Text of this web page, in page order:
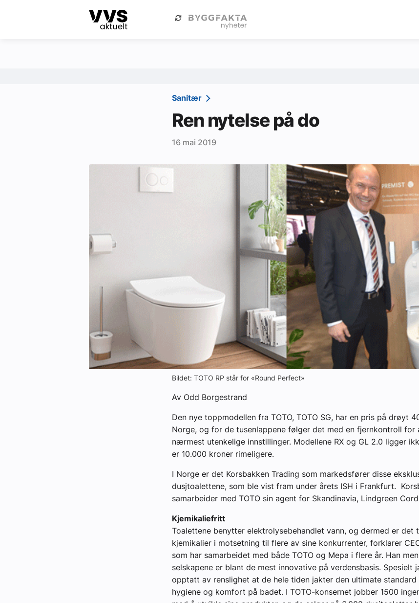
Kategorier Om VVS Aktuelt eBlad
Vann og avløp
Aktuelle prosjekter
Kontakt oss:
Abonner på fagbladet Byggfakta Nyheter
Annonsere i VVS Aktuelt
Kontakt oss
eBlad
Sanitær
Ren nytelse på do
16 mai 2019
Bildet: TOTO RP står for «Round Perfect»
Av Odd Borgestrand
Den nye toppmodellen fra TOTO, TOTO SG, har en pris på drøyt
Norge, og for de tusenlappene følger det med en fjernkontroll for
nærmest utenkelige innstillinger. Modellene RX og GL 2.0 ligger
er 10.000 kroner rimeligere.
I Norge er det Korsbakken Trading som markedsfører disse
dusjtoalettene, som ble vist fram under årets ISH i Frankfurt.
samarbeider med TOTO sin agent for Skandinavia, Lindgreen
Kjemikaliefritt
Toalettene benytter elektrolysebehandlet vann, og dermed er
kjemikalier i motsetning til flere av sine konkurrenter, forklarer
som har samarbeidet med både TOTO og Mepa i flere år. Han
selskapene er blant de mest innovative på verdensbasis. Spesielt
opptatt av renslighet at de hele tiden jakter den ultimate standard
hygiene og komfort på badet. I TOTO-konsernet jobber 1500